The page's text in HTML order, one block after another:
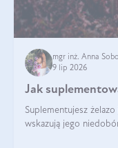
mgr inż. Anna
9 lip 2026
Jak
Suplementujesz
wskazują jego